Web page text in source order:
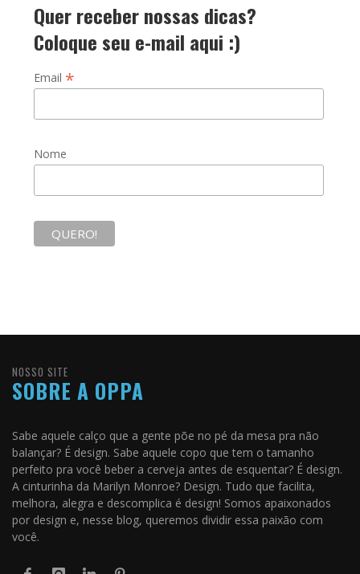
Quer receber nossas dicas?
Coloque seu e-mail aqui :)
Email *
Nome
NOSSO SITE
SOBRE A OPPA
Sabe aquele calço que a gente põe no pé da mesa pra não
balançar? É design. Sabe aquele copo que tem o tamanho
perfeito pra você beber a cerveja antes de esquentar? É design.
A cinturinha da Marilyn Monroe? Design. Tudo que facilita,
melhora, alegra e descomplica é design! Somos apaixonados
por design e, nesse blog, queremos dividir essa paixão com
você.